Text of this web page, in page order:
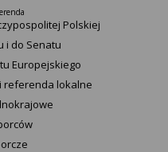
Polskiej
i do Senatu
Europejskiego
referenda lokalne